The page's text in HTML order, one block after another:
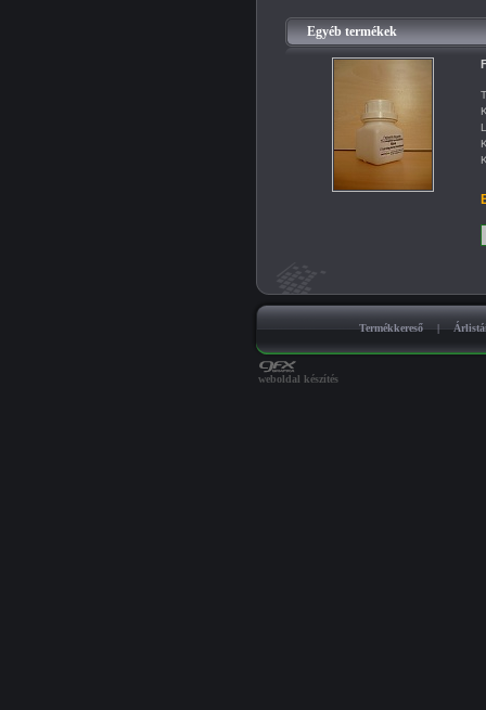
Egyéb termékek
Termékkereső |
weboldal készítés